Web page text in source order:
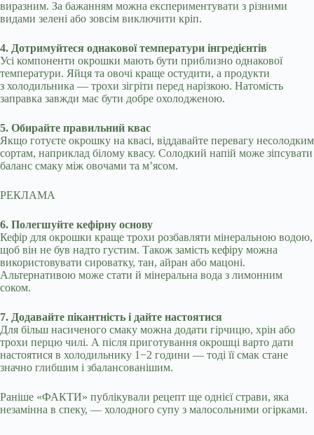
виразним. За бажанням можна експериментувати з різними
видами зелені або зовсім виключити кріп.
4. Дотримуйтеся однакової температури інгредієнтів
Усі компоненти окрошки мають бути приблизно однакової
температури. Яйця та овочі краще остудити, а продукти
з холодильника — трохи зігріти перед нарізкою. Натомість
заправка завжди має бути добре охолодженою.
5. Обирайте правильний квас
Якщо готуєте окрошку на квасі, віддавайте перевагу несолодким
сортам, наприклад білому квасу. Солодкий напій може зіпсувати
баланс смаку між овочами та м’ясом.
РЕКЛАМА
6. Полегшуйте кефірну основу
Кефір для окрошки краще трохи розбавляти мінеральною водою,
щоб він не був надто густим. Також замість кефіру можна
використовувати сироватку, тан, айран або мацоні.
Альтернативою може стати й мінеральна вода з лимонним
соком.
7. Додавайте пікантність і дайте настоятися
Для більш насиченого смаку можна додати гірчицю, хрін або
трохи перцю чилі. А після приготування окрошці варто дати
настоятися в холодильнику 1−2 години — тоді її смак стане
значно глибшим і збалансованішим.
Раніше «ФАКТИ» публікували рецепт ще однієї страви, яка
незамінна в спеку, — холодного супу з малосольними огірками.